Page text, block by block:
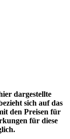
dargestellte
sich auf das
den Preisen für
für diese